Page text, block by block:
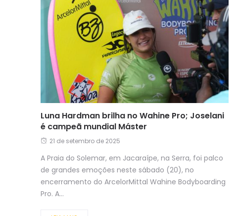
Luna Hardman brilha no Wahine Pro; Joselani
é campeã mundial Máster
21 de setembro de 2025
A Praia do Solemar, em Jacaraípe, na Serra, foi palco
de grandes emoções neste sábado (20), no
encerramento do ArcelorMittal Wahine Bodyboarding
Pro. A...